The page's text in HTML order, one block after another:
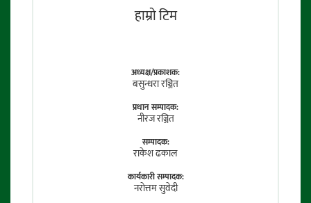
हाम्राे टिम
अध्यक्ष/प्रकाशक:
बसुन्धरा रञ्जित
प्रधान सम्पादक:
नीरज रञ्जित
सम्पादक:
राकेश ढकाल
कार्यकारी सम्पादक:
नराेत्तम सुवेदी